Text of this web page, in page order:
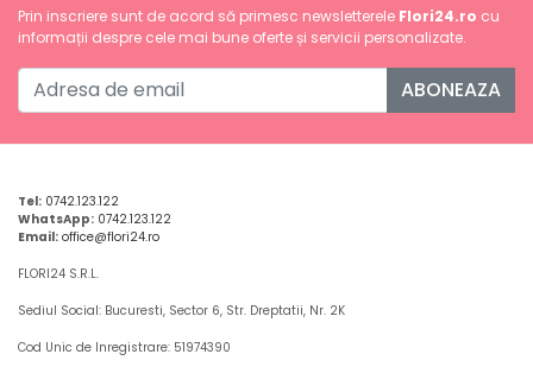
Prin inscriere sunt de acord să primesc newsletterele Flori24.ro cu
informații despre cele mai bune oferte și servicii personalizate.
ABONEAZA
Tel: 0742.123.122
WhatsApp: 0742.123.122
Email: office@flori24.ro
FLORI24 S.R.L.
Sediul Social: Bucuresti, Sector 6, Str. Dreptatii, Nr. 2K
Cod Unic de Inregistrare: 51974390